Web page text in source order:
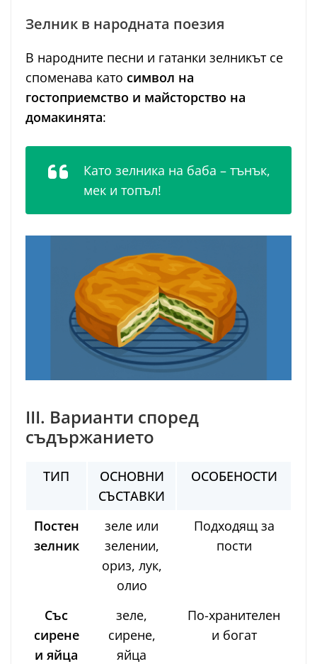
Зелник в народната поезия
В народните песни и гатанки зелникът се
споменава като символ на
гостоприемство и майсторство на
домакинята:
Като зелника на баба – тънък,
мек и топъл!
III. Варианти според
съдържанието
ТИП
ОСНОВНИ
СЪСТАВКИ
ОСОБЕНОСТИ
Постен
зелник
зеле или
зелении,
ориз, лук,
олио
Подходящ за
пости
Със
сирене
и яйца
зеле,
сирене,
яйца
По-хранителен
и богат